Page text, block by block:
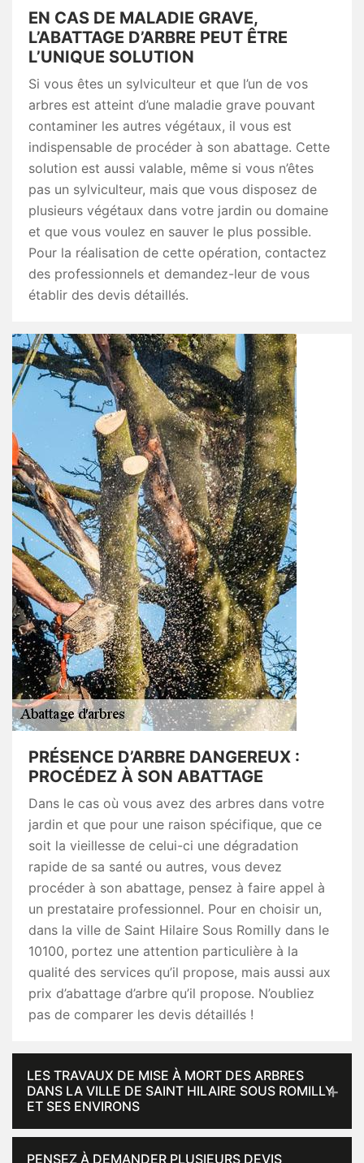
EN CAS DE MALADIE GRAVE,
L’ABATTAGE D’ARBRE PEUT ÊTRE
L’UNIQUE SOLUTION
Si vous êtes un sylviculteur et que l’un de vos
arbres est atteint d’une maladie grave pouvant
contaminer les autres végétaux, il vous est
indispensable de procéder à son abattage. Cette
solution est aussi valable, même si vous n’êtes
pas un sylviculteur, mais que vous disposez de
plusieurs végétaux dans votre jardin ou domaine
et que vous voulez en sauver le plus possible.
Pour la réalisation de cette opération, contactez
des professionnels et demandez-leur de vous
établir des devis détaillés.
PRÉSENCE D’ARBRE DANGEREUX :
PROCÉDEZ À SON ABATTAGE
Dans le cas où vous avez des arbres dans votre
jardin et que pour une raison spécifique, que ce
soit la vieillesse de celui-ci une dégradation
rapide de sa santé ou autres, vous devez
procéder à son abattage, pensez à faire appel à
un prestataire professionnel. Pour en choisir un,
dans la ville de Saint Hilaire Sous Romilly dans le
10100, portez une attention particulière à la
qualité des services qu’il propose, mais aussi aux
prix d’abattage d’arbre qu’il propose. N’oubliez
pas de comparer les devis détaillés !
LES TRAVAUX DE MISE À MORT DES ARBRES
DANS LA VILLE DE SAINT HILAIRE SOUS ROMILLY
ET SES ENVIRONS
PENSEZ À DEMANDER PLUSIEURS DEVIS